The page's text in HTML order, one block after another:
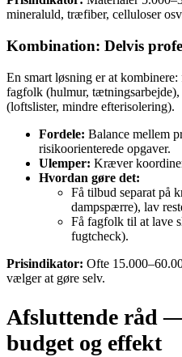
mineraluld, træfiber, celluloser
Kombination: Delvis
En smart løsning er at
fagfolk (hulmur,
(loftslister, mindre efterisolering).
Fordele: Balance mellem
risikoorienterede opgaver.
Ulemper: Kræver
Hvordan gøre det:
Få tilbud separat på
dampspærre), lav
Få fagfolk til at lave
fugtcheck).
Prisindikator: Ofte
vælger at gøre selv.
Afsluttende råd
budget og effekt